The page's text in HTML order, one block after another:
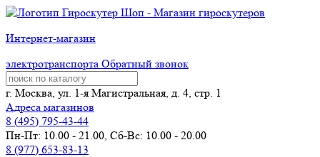
Интернет-магазин
электротранспорта Обратный звонок
г. Москва, ул. 1-я Магистральная, д. 4, стр. 1
Адреса магазинов
8 (495) 795-43-44
Пн-Пт: 10.00 - 21.00, Сб-Вс: 10.00 - 20.00
8 (977) 653-83-13